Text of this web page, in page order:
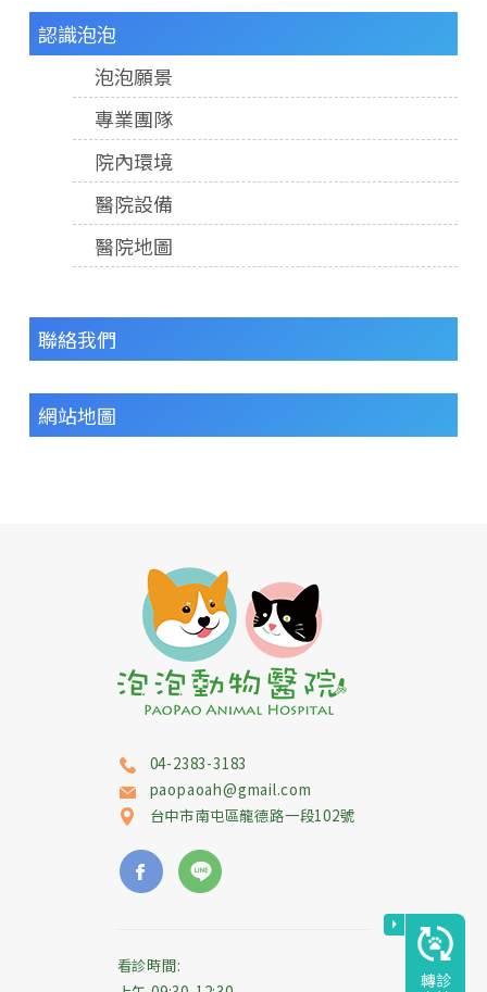
認識泡泡
泡泡願景
專業團隊
院內環境
醫院設備
醫院地圖
聯絡我們
網站地圖
04-2383-3183
paopaoah@gmail.com
台中市南屯區龍德路一段102號
看診時間:
轉診